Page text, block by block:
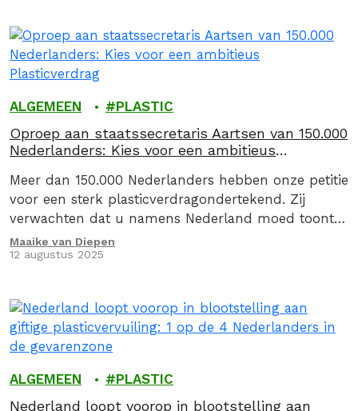
ALGEMEEN PLASTIC
Oproep aan staatssecretaris Aartsen van 150.000
Nederlanders: Kies voor een ambitieus
Meer dan 150.000 Nederlanders hebben onze petitie
voor een sterk plasticverdragondertekend. Zij
verwachten dat u namens Nederland moed toont
en kiest voor een bindend enambitieus verdrag dat
plasticvervuiling echt stopt.
Maaike van Diepen
12 augustus 2025
ALGEMEEN PLASTIC
Nederland loopt voorop in blootstelling aan